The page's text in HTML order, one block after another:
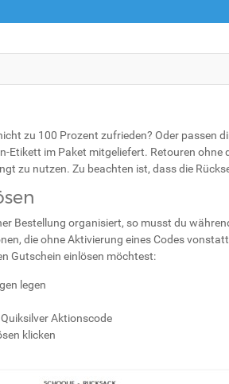
zu 100 Prozent zufrieden? Oder passen
Etikett im Paket mitgeliefert. Retouren
zu nutzen. Zu beachten ist, dass die
Bestellung organisiert, so musst du
die ohne Aktivierung eines Codes
Gutschein einlösen möchtest:
legen
Aktionscode
klicken